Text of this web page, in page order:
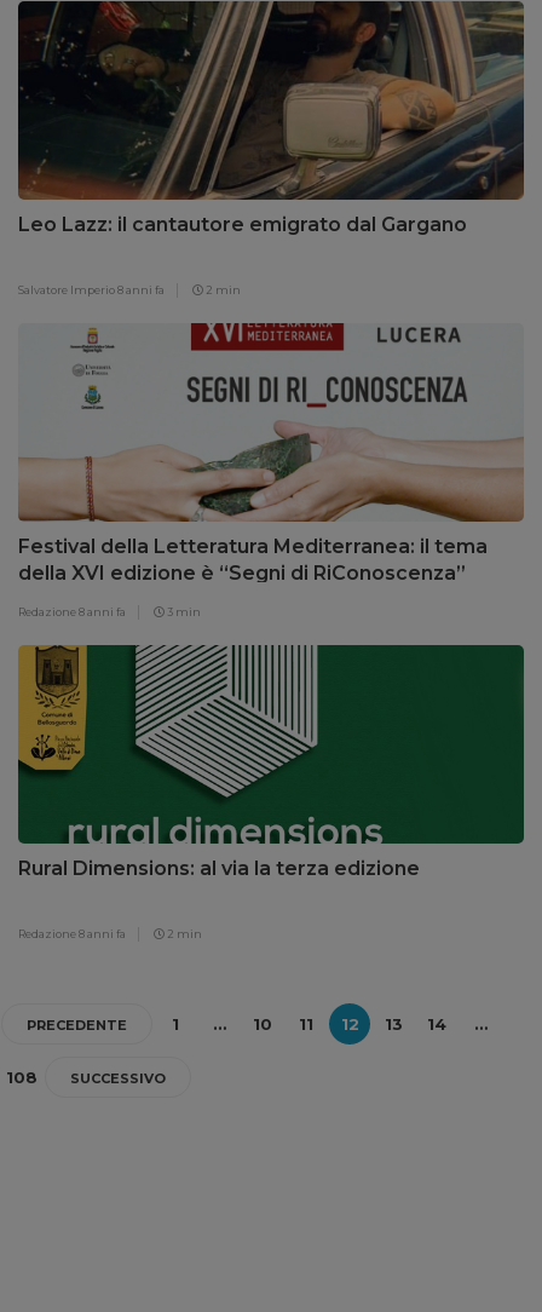
Leo Lazz: il cantautore emigrato dal Gargano
Salvatore Imperio8 anni fa 2 min
Festival della Letteratura Mediterranea: il tema
della XVI edizione è “Segni di RiConoscenza”
Redazione8 anni fa 3 min
Rural Dimensions: al via la terza edizione
Redazione8 anni fa 2 min
PRECEDENTE 1 … 10 11 12 13 14 …
108 SUCCESSIVO